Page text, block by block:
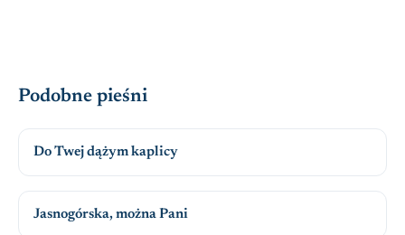
Podobne pieśni
Do Twej dążym kaplicy
Jasnogórska, można Pani